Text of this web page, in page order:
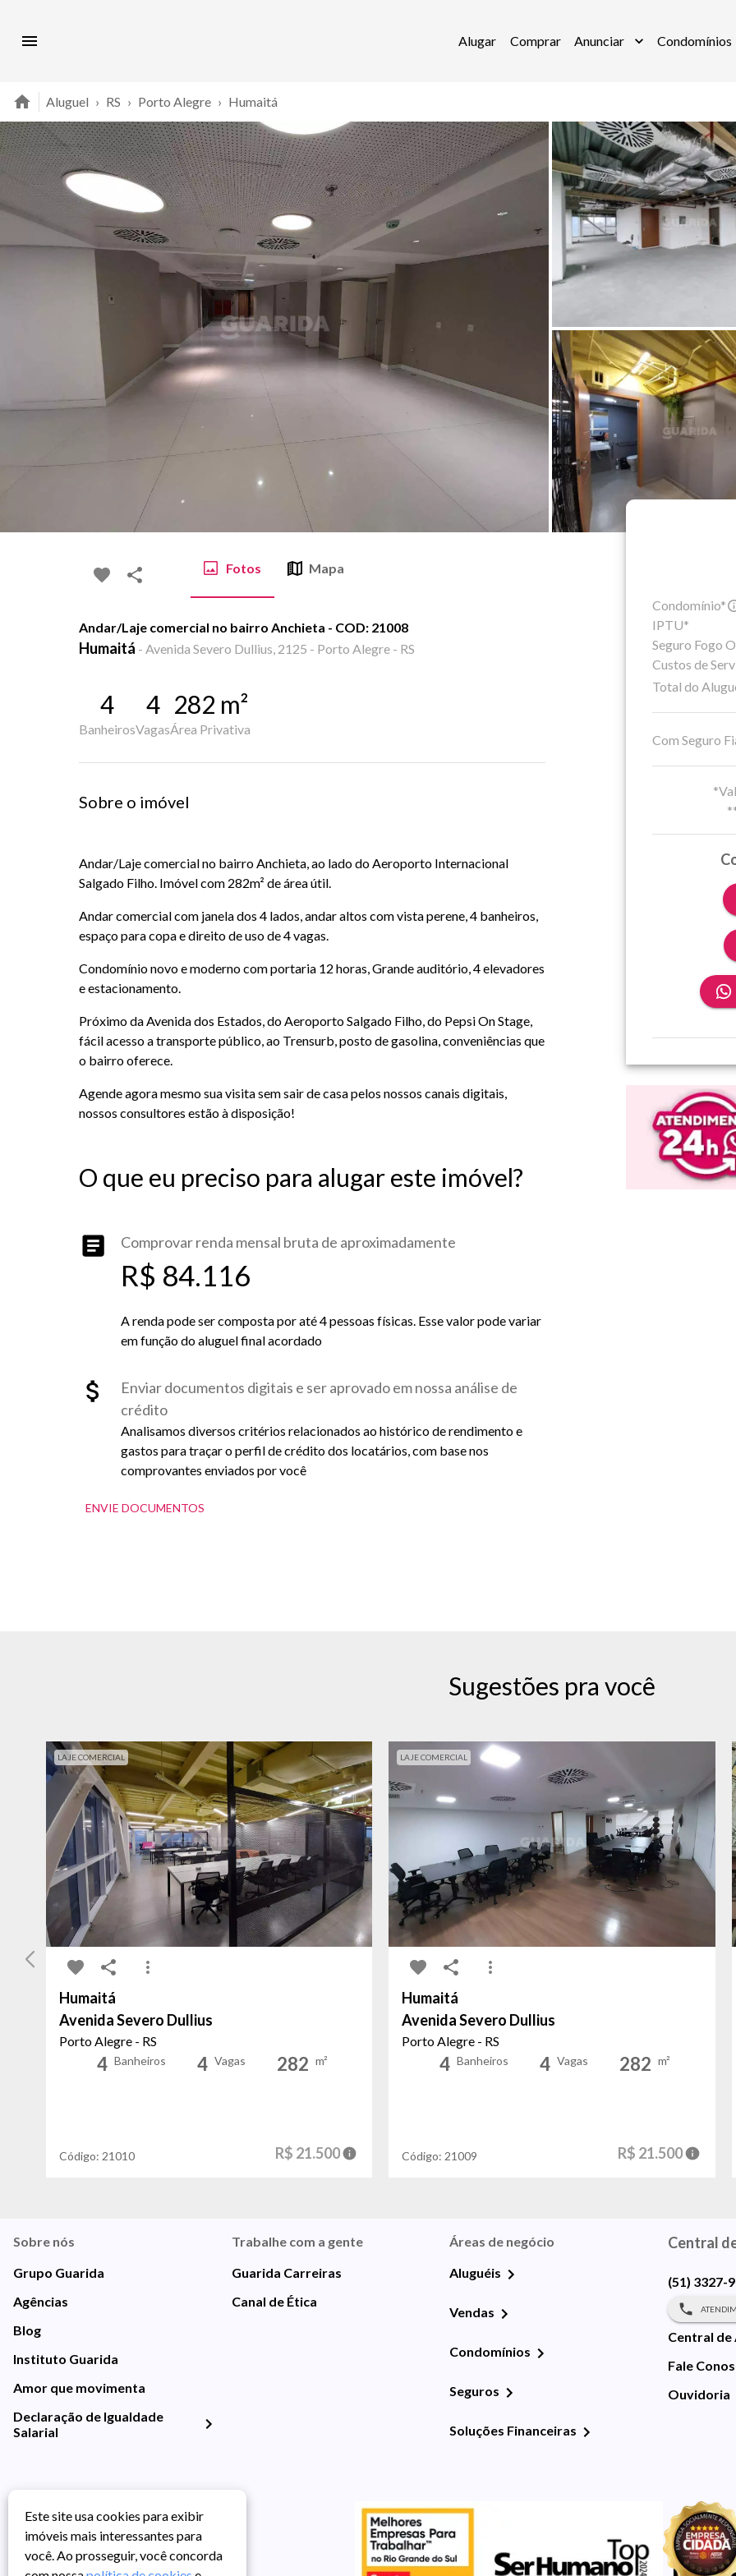
Alugar Comprar Anunciar Condomínios
Aluguel › RS › Porto Alegre › Humaitá
Fotos Mapa
Andar/Laje comercial no bairro Anchieta - COD: 21008
Humaitá - Avenida Severo Dullius, 2125 - Porto Alegre - RS
4
Banheiros
4
Vagas
282 m²
Área Privativa
Sobre o imóvel
Andar/Laje comercial no bairro Anchieta, ao lado do Aeroporto Internacional
Salgado Filho. Imóvel com 282m² de área útil.
Andar comercial com janela dos 4 lados, andar altos com vista perene, 4 banheiros,
espaço para copa e direito de uso de 4 vagas.
Condomínio novo e moderno com portaria 12 horas, Grande auditório, 4 elevadores
e estacionamento.
Próximo da Avenida dos Estados, do Aeroporto Salgado Filho, do Pepsi On Stage,
fácil acesso a transporte público, ao Trensurb, posto de gasolina, conveniências que
o bairro oferece.
Agende agora mesmo sua visita sem sair de casa pelos nossos canais digitais,
nossos consultores estão à disposição!
O que eu preciso para alugar este imóvel?
Comprovar renda mensal bruta de aproximadamente
R$ 84.116
A renda pode ser composta por até 4 pessoas físicas. Esse valor pode variar
em função do aluguel final acordado
Enviar documentos digitais e ser aprovado em nossa análise de
crédito
Analisamos diversos critérios relacionados ao histórico de rendimento e
gastos para traçar o perfil de crédito dos locatários, com base nos
comprovantes enviados por você
ENVIE DOCUMENTOS
Condomínio*
IPTU*
Seguro Fogo
Custos de
Total do
Com Seguro
Sugestões pra você
LAJE COMERCIAL
Humaitá
Avenida Severo Dullius
Porto Alegre - RS
4 Banheiros 4 Vagas 282 m²
Código: 21010 R$ 21.500
LAJE COMERCIAL
Humaitá
Avenida Severo Dullius
Porto Alegre - RS
4 Banheiros 4 Vagas 282 m²
Código: 21009 R$ 21.500
Sobre nós
Grupo Guarida
Agências
Blog
Instituto Guarida
Amor que movimenta
Declaração de Igualdade
Salarial
Trabalhe com a gente
Guarida Carreiras
Canal de Ética
Áreas de negócio
Aluguéis
Vendas
Condomínios
Seguros
Soluções Financeiras
Central
(51) 3327-
Central de
Fale
Ouvidoria
Este site usa cookies para exibir
imóveis mais interessantes para
você. Ao prosseguir, você concorda